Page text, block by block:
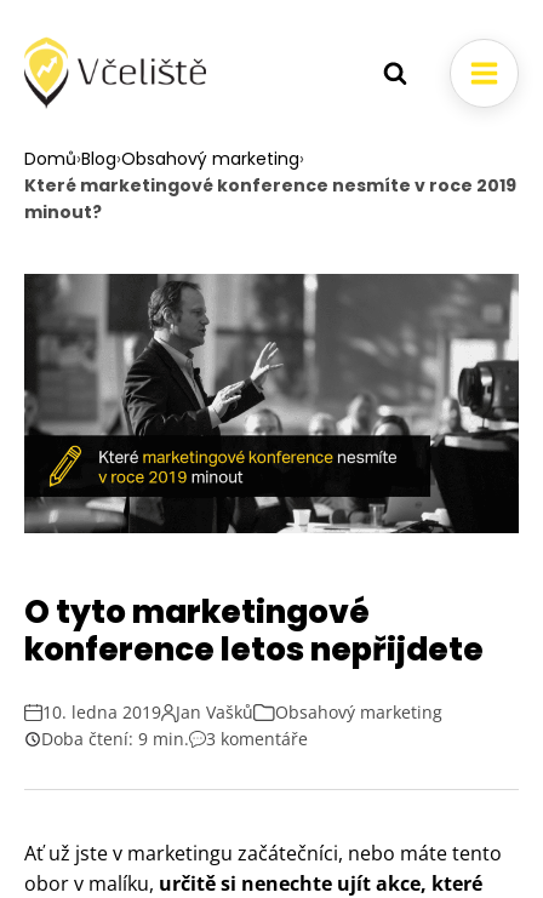
Domů›Blog›Obsahový marketing›
Které marketingové konference nesmíte v roce 2019
minout?
O tyto marketingové
konference letos nepřijdete
10. ledna 2019 Jan Vašků
Obsahový marketing
Doba čtení: 9 min.
3 komentáře
Ať už jste v marketingu začátečníci, nebo máte tento
obor v malíku, určitě si nenechte ujít akce, které